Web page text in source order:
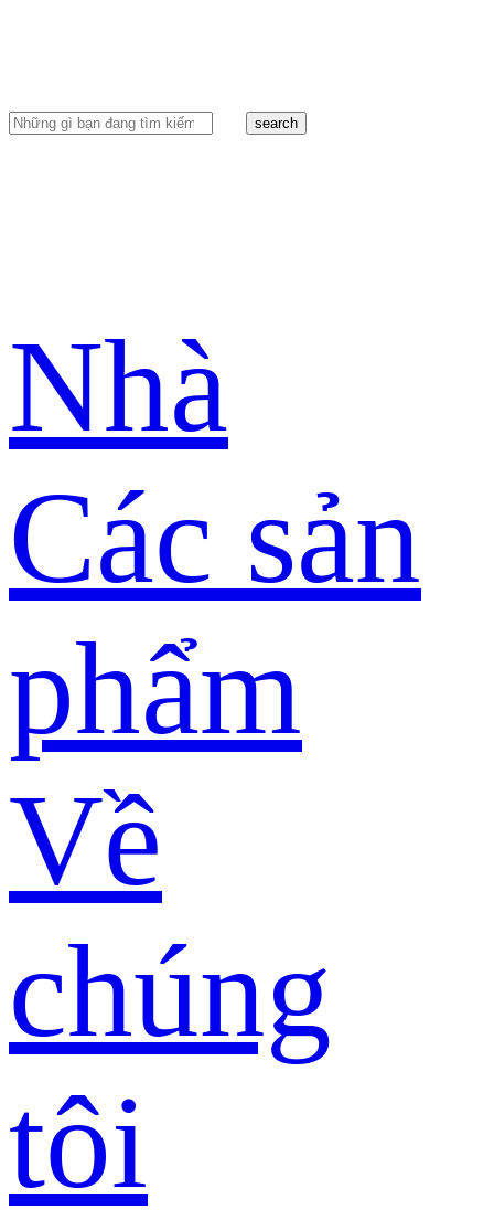
search
Nhà
Các sản
phẩm
Về
chúng
tôi